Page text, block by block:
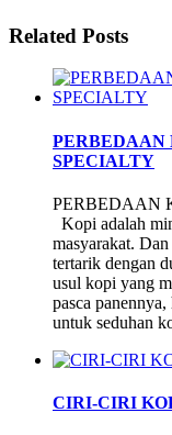
Related Posts
PERBEDAAN
SPECIALTY
PERBEDAAN
Kopi adalah
masyarakat.
tertarik dengan
usul kopi yang
pasca
untuk seduhan
CIRI-CIRI